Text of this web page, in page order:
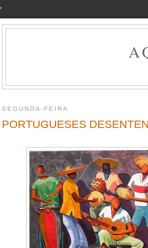
SEGUNDA-FEIRA
PORTUGUESES